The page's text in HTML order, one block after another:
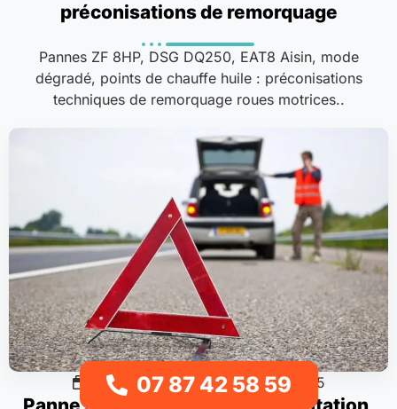
préconisations de remorquage
Pannes ZF 8HP, DSG DQ250, EAT8 Aisin, mode
dégradé, points de chauffe huile : préconisations
techniques de remorquage roues motrices..
Procédures & guides 12/12/2025
07 87 42 58 59